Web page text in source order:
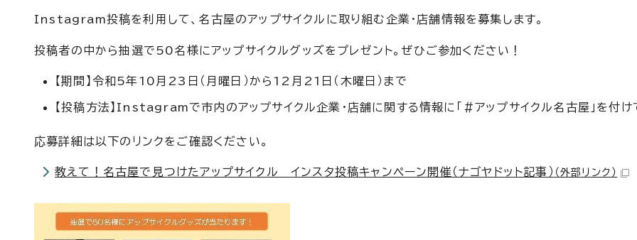
Instagram投稿を利用して、名古屋のアップサイクルに取り組む企業・店舗情報を募集します。
投稿者の中から抽選で50名様にアップサイクルグッズをプレゼント。ぜひご参加ください！
【期間】令和5年10月23日（月曜日）から12月21日（木曜日）まで
【投稿方法】Instagramで市内のアップサイクル企業・店舗に関する情報に「＃アップサイクル名古屋」を付け
応募詳細は以下のリンクをご確認ください。
教えて！名古屋で見つけたアップサイクル インスタ投稿キャンペーン開催（ナゴヤドット記事） （外部リンク）